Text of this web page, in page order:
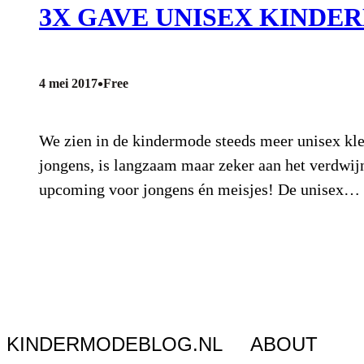
3X GAVE UNISEX
4 mei 2017•Free
We zien in de kindermode steeds meer unisex
jongens, is langzaam maar zeker aan het
upcoming voor jongens én meisjes! De unisex…
KINDERMODEBLOG.NL ABOUT